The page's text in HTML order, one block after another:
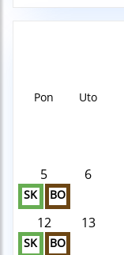
Pon Uto
5
SK BO
6
12
SK BO
13